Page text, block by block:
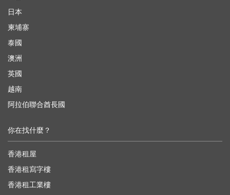
日本
柬埔寨
泰國
澳洲
英國
越南
阿拉伯聯合酋長國
你在找什麼？
香港租屋
香港租寫字樓
香港租工業樓